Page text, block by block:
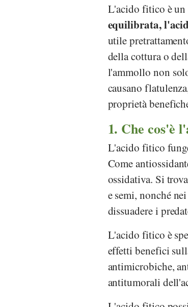
L'acido fitico è un
equilibrata,
utile
della cottura o
l'ammollo non
causano
proprietà
1. Che cos'è
L'acido fitico
Come
ossidativa. Si
e semi, nonché
dissuadere i
L'acido fitico è
effetti benefici
antimicrobiche,
antitumorali